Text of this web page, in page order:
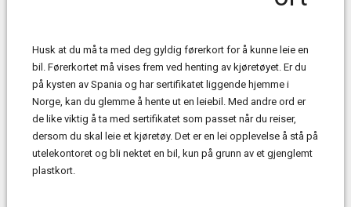
Husk at du må ta med deg gyldig førerkort for å kunne leie en
bil. Førerkortet må vises frem ved henting av kjøretøyet. Er du
på kysten av Spania og har sertifikatet liggende hjemme i
Norge, kan du glemme å hente ut en leiebil. Med andre ord er
de like viktig å ta med sertifikatet som passet når du reiser,
dersom du skal leie et kjøretøy. Det er en lei opplevelse å stå på
utelekontoret og bli nektet en bil, kun på grunn av et gjenglemt
plastkort.